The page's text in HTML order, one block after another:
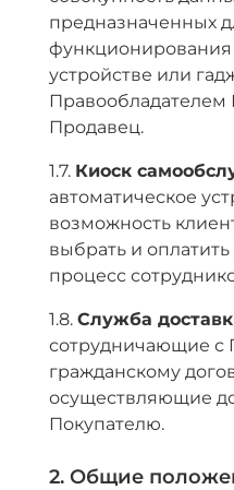
предназначенных
устройстве или
Продавец.
1.7. Киоск
автоматическое
возможность
выбрать и
процесс
1.8. Служба
сотрудничающие с
гражданскому
осуществляющие
Покупателю.
2. Общие